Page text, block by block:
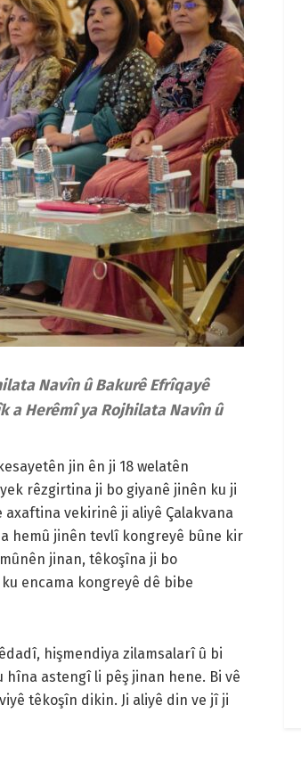
Navîn û Bakurê Efrîqayê
a Herêmî ya Rojhilata Navîn û
jin ên ji 18 welatên
rêzgirtina ji bo giyanê jinên ku ji
vekirinê ji aliyê Çalakvana
hemû jinên tevlî kongreyê bûne kir
jinan, têkoşîna ji bo
encama kongreyê dê bibe
hişmendiya zilamsalarî û bi
astengî li pêş jinan hene. Bi vê
têkoşîn dikin. Ji aliyê din ve jî ji